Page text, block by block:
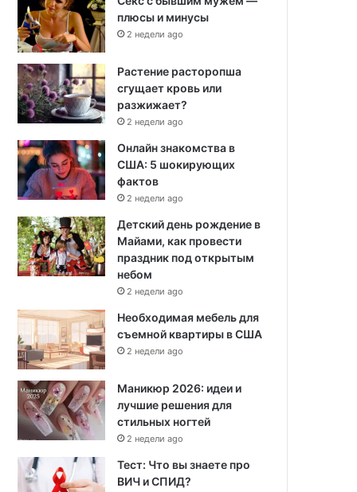
плюсы и минусы
2 недели ago
Растение расторопша
сгущает кровь или
разжижает?
2 недели ago
Онлайн знакомства в
США: 5 шокирующих
фактов
2 недели ago
Детский день рождение в
Майами, как провести
праздник под открытым
небом
2 недели ago
Необходимая мебель для
съемной квартиры в США
2 недели ago
Маникюр 2026: идеи и
лучшие решения для
стильных ногтей
2 недели ago
Тест: Что вы знаете про
ВИЧ и СПИД?